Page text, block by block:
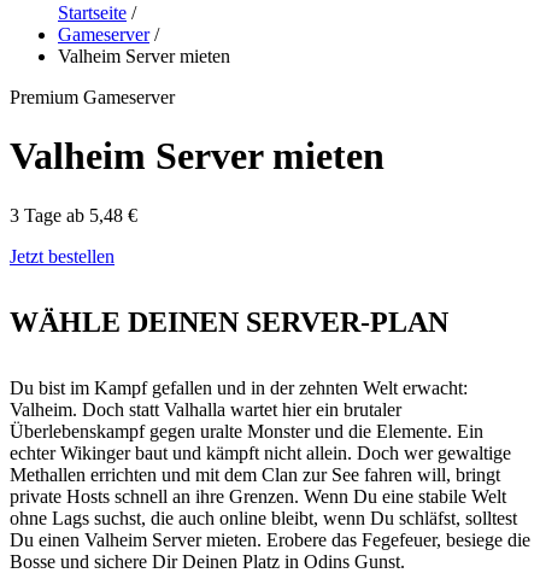
Startseite /
Gameserver/
Valheim Server mieten
Premium Gameserver
Valheim Server mieten
3 Tage ab 5,48 €
Jetzt bestellen
WÄHLE DEINEN SERVER-PLAN
Du bist im Kampf gefallen und in der zehnten Welt erwacht:
Valheim. Doch statt Valhalla wartet hier ein brutaler
Überlebenskampf gegen uralte Monster und die Elemente. Ein
echter Wikinger baut und kämpft nicht allein. Doch wer gewaltige
Methallen errichten und mit dem Clan zur See fahren will, bringt
private Hosts schnell an ihre Grenzen. Wenn Du eine stabile Welt
ohne Lags suchst, die auch online bleibt, wenn Du schläfst, solltest
Du einen Valheim Server mieten. Erobere das Fegefeuer, besiege die
Bosse und sichere Dir Deinen Platz in Odins Gunst.